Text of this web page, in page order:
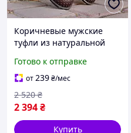
Коричневые мужские
туфли из натуральной
Готово к отправке
от239₴/мес
2 394₴
2 520 ₴
Купить